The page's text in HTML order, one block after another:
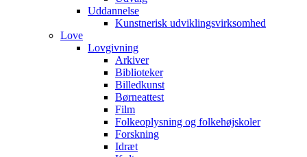
Uddannelse
Kunstnerisk udviklingsvirksomhed
Love
Lovgivning
Arkiver
Biblioteker
Billedkunst
Børneattest
Film
Folkeoplysning og folkehøjskoler
Forskning
Idræt